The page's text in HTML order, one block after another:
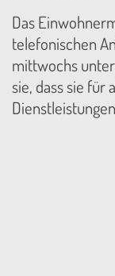
Das
telefonischen
mittwochs
sie, dass sie für